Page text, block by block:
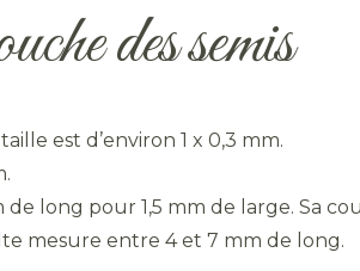
des semis
est d’environ 1 x 0,3 mm.
long pour 1,5 mm de large. Sa
mesure entre 4 et 7 mm de long.